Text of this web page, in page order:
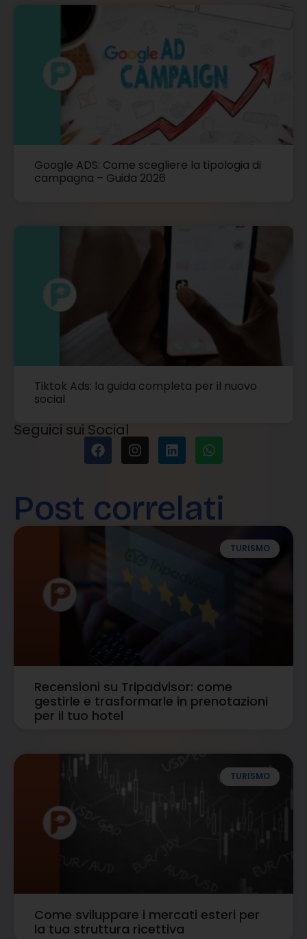
Google ADS: Come scegliere la tipologia di
campagna – Guida 2026
Tiktok Ads: la guida completa per il nuovo
social
Seguici sui Social
Post correlati
TURISMO
Recensioni su Tripadvisor: come
gestirle e trasformarle in prenotazioni
per il tuo hotel
TURISMO
Come sviluppare i mercati esteri per
la tua struttura ricettiva